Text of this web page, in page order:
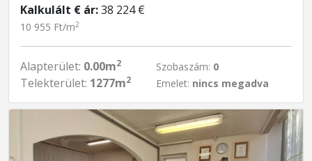
Kalkulált € ár:38 224 €
10 955 Ft/m2
Alapterület: 0.00m2
Telekterület: 1277m2
Szobaszám: 0
Emelet: nincs megadva